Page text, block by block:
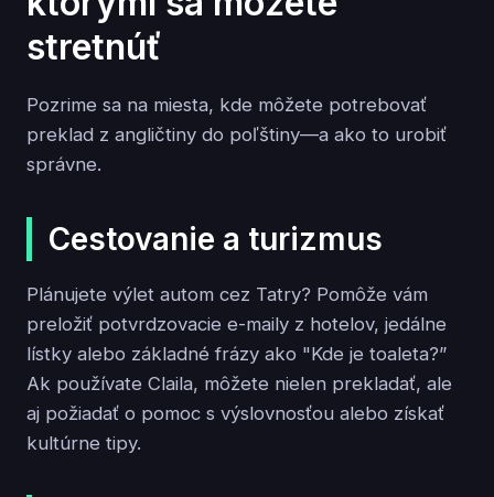
stretnúť
Pozrime sa na miesta, kde môžete potrebovať
preklad z angličtiny do poľštiny—a ako to urobiť
správne.
Cestovanie a turizmus
Plánujete výlet autom cez Tatry? Pomôže vám
preložiť potvrdzovacie e-maily z hotelov, jedálne
lístky alebo základné frázy ako "Kde je toaleta?”
Ak používate Claila, môžete nielen prekladať, ale
aj požiadať o pomoc s výslovnosťou alebo získať
kultúrne tipy.